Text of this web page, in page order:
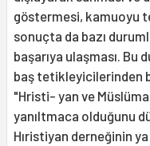
göstermesi, kamuoyu
sonuçta da bazı
başarıya ulaşması.
baş tetikleyicilerinden
"Hristi- yan ve
yanıltmaca olduğunu
Hıristiyan derneğinin